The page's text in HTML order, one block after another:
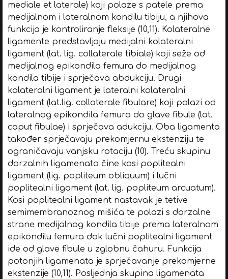
mediale et laterale) koji polaze s patele prema
medijalnom i lateralnom kondilu tibiju, a njihova
funkcija je kontroliranje fleksije (10,11). Kolateralne
ligamente predstavljaju medijalni kolateralni
ligament (lat. lig. collaterale tibiale) koji seže od
medijalnog epikondila femura do medijalnog
kondila tibije i sprječava abdukciju. Drugi
kolateralni ligament je lateralni kolateralni
ligament (lat.lig. collaterale fibulare) koji polazi od
lateralnog epikondila femura do glave fibule (lat.
caput fibulae) i sprječava adukciju. Oba ligamenta
također sprječavaju prekomjernu ekstenziju te
ograničavaju vanjsku rotaciju (10). Treću skupinu
dorzalnih ligamenata čine kosi poplitealni
ligament (lig. popliteum obliquum) i lučni
poplitealni ligament (lat. lig. popliteum arcuatum).
Kosi poplitealni ligament nastavak je tetive
semimembranoznog mišića te polazi s dorzalne
strane medijalnog kondila tibije prema lateralnom
epikondilu femura dok lučni poplitealni ligament
ide od glave fibule u zglobnu čahuru. Funkcija
potonjih ligamenata je sprječavanje prekomjerne
ekstenzije (10,11). Posljednja skupina ligamenata